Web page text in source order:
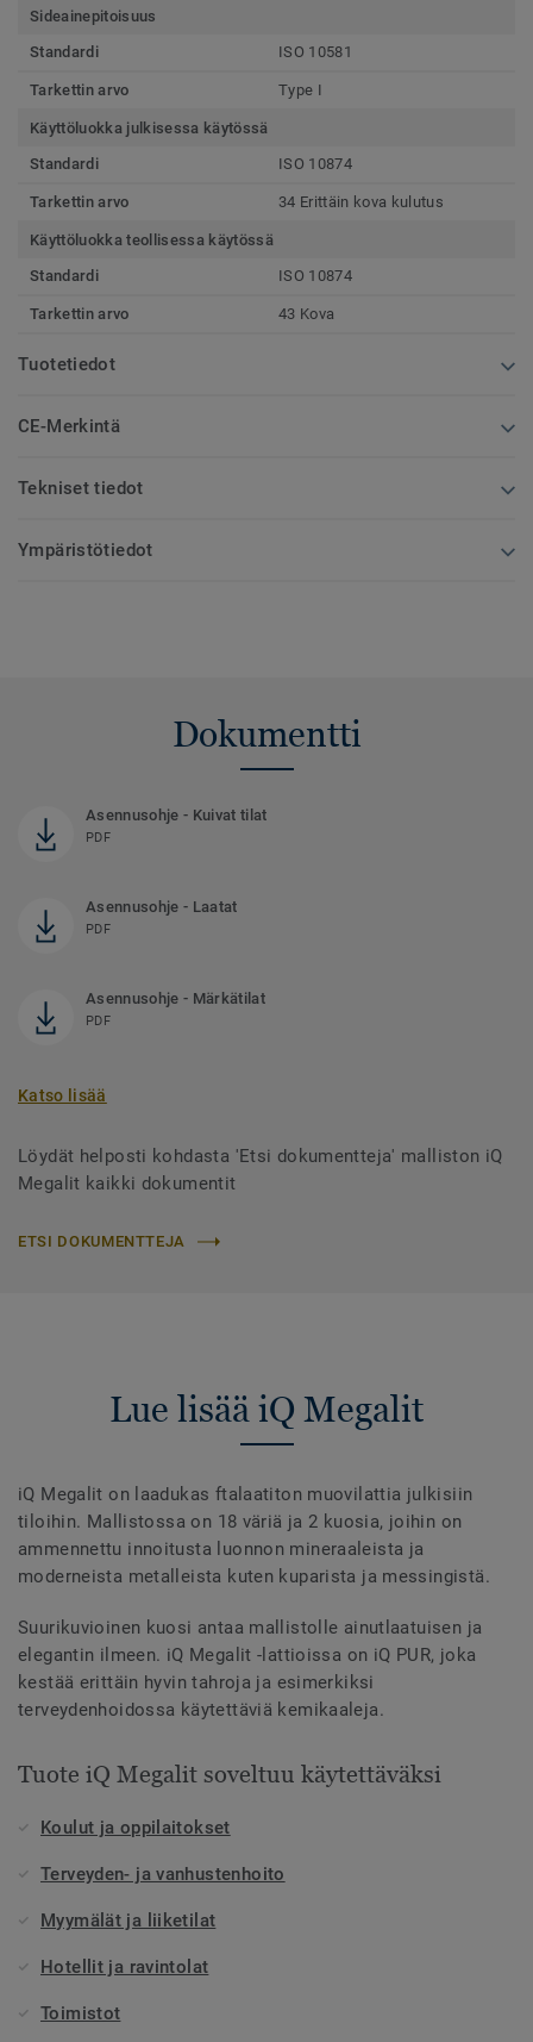
Sideainepitoisuus
Standardi
ISO 10581
Tarkettin arvo Type I
Käyttöluokka julkisessa käytössä
Standardi
ISO 10874
Tarkettin arvo 34 Erittäin kova kulutus
Käyttöluokka teollisessa käytössä
Standardi
ISO 10874
Tarkettin arvo 43 Kova
Tuotetiedot
CE-Merkintä
Tekniset tiedot
Ympäristötiedot
Dokumentti
Asennusohje - Kuivat tilat
PDF
Asennusohje - Laatat
PDF
Asennusohje - Märkätilat
PDF
Katso lisää
Löydät helposti kohdasta 'Etsi dokumentteja' malliston iQ
Megalit kaikki dokumentit
ETSI DOKUMENTTEJA
Lue lisää iQ Megalit
iQ Megalit on laadukas ftalaatiton muovilattia julkisiin
tiloihin. Mallistossa on 18 väriä ja 2 kuosia, joihin on
ammennettu innoitusta luonnon mineraaleista ja
moderneista metalleista kuten kuparista ja messingistä.
Suurikuvioinen kuosi antaa mallistolle ainutlaatuisen ja
elegantin ilmeen. iQ Megalit -lattioissa on iQ PUR, joka
kestää erittäin hyvin tahroja ja esimerkiksi
terveydenhoidossa käytettäviä kemikaaleja.
Tuote iQ Megalit soveltuu käytettäväksi
Koulut ja oppilaitokset
Terveyden- ja vanhustenhoito
Myymälät ja liiketilat
Hotellit ja ravintolat
Toimistot